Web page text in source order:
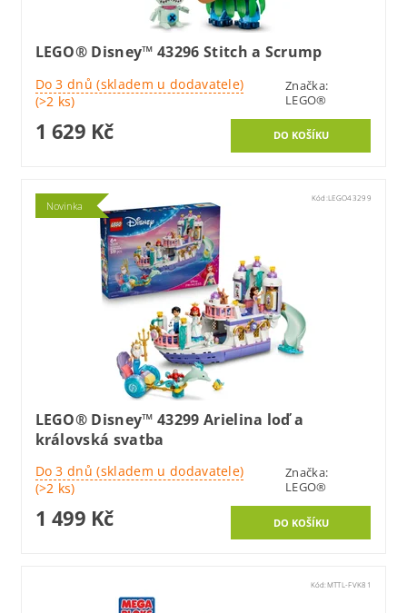
LEGO® Disney™ 43296 Stitch a Scrump
Do 3 dnů (skladem u dodavatele)
(>2 ks)
Značka:
LEGO®
1 629 Kč
Novinka
Kód:LEGO43299
LEGO® Disney™ 43299 Arielina loď a
královská svatba
Do 3 dnů (skladem u dodavatele)
(>2 ks)
Značka:
LEGO®
1 499 Kč
Kód:MTTL-FVK81